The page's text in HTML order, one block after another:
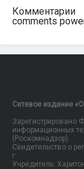
Комментарии
comments
Сетевое издание
Зарегистрировано
информационных
(Роскомнадзор).
Свидетельство о
г.
Учредитель: